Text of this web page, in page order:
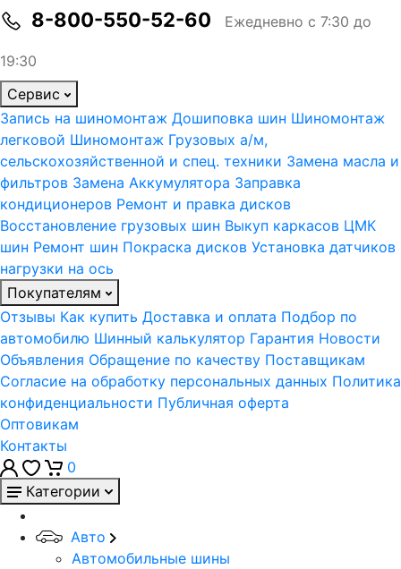
8-800-550-52-60 Ежедневно с 7:30 до
19:30
Сервис
Запись на шиномонтаж Дошиповка шин Шиномонтаж
легковой Шиномонтаж Грузовых а/м,
сельскохозяйственной и спец. техники Замена масла и
фильтров Замена Аккумулятора Заправка
кондиционеров Ремонт и правка дисков
Восстановление грузовых шин Выкуп каркасов ЦМК
шин Ремонт шин Покраска дисков Установка датчиков
нагрузки на ось
Покупателям
Отзывы Как купить Доставка и оплата Подбор по
автомобилю Шинный калькулятор Гарантия Новости
Объявления Обращение по качеству Поставщикам
Согласие на обработку персональных данных Политика
конфиденциальности Публичная оферта
Оптовикам
Контакты
0
Категории
Авто
Автомобильные шины